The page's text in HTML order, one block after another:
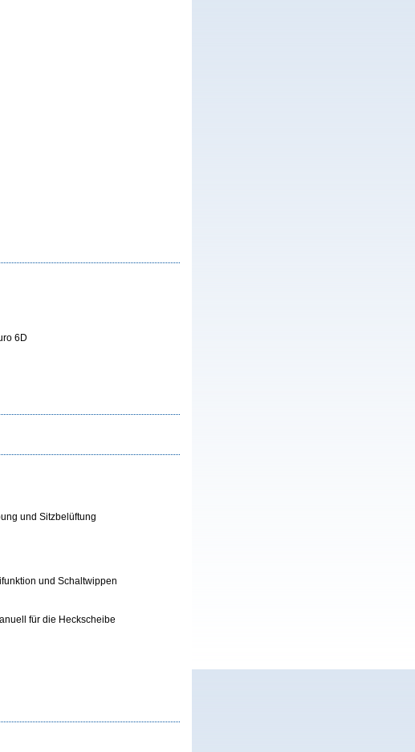
6D
und Sitzbelüftung
und Schaltwippen
für die Heckscheibe